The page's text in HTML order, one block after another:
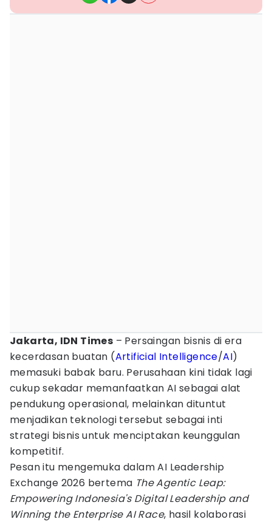
Jakarta, IDN Times – Persaingan bisnis di era
kecerdasan buatan (Artificial Intelligence/AI)
memasuki babak baru. Perusahaan kini tidak lagi
cukup sekadar memanfaatkan AI sebagai alat
pendukung operasional, melainkan dituntut
menjadikan teknologi tersebut sebagai inti
strategi bisnis untuk menciptakan keunggulan
kompetitif.
Pesan itu mengemuka dalam AI Leadership
Exchange 2026 bertema The Agentic Leap:
Empowering Indonesia's Digital Leadership and
Winning the Enterprise AI Race, hasil kolaborasi